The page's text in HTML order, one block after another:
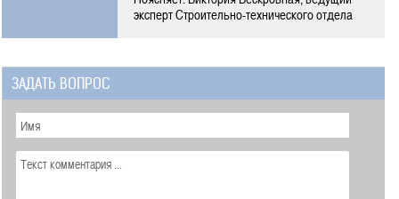
эксперт Строительно-технического отдела
ЗАДАТЬ ВОПРОС